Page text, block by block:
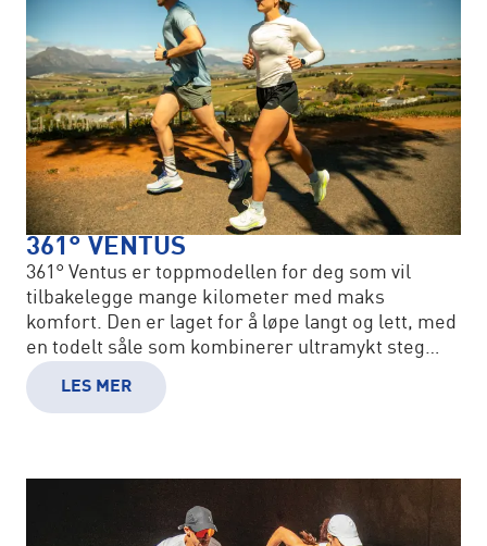
361° VENTUS
361° Ventus er toppmodellen for deg som vil
tilbakelegge mange kilometer med maks
komfort. Den er laget for å løpe langt og lett, med
en todelt såle som kombinerer ultramykt steg
med responsiv energi.
LES MER